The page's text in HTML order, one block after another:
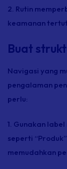
2. Rutin
keamanan
Buat
Navigasi yang
pengalaman
perlu:
1. Gunakan
seperti
memudahkan